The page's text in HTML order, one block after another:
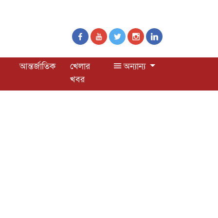
আন্তর্জাতিক
খেলার
খবর
অন্যান্য